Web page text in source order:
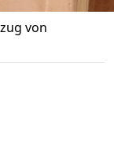
von